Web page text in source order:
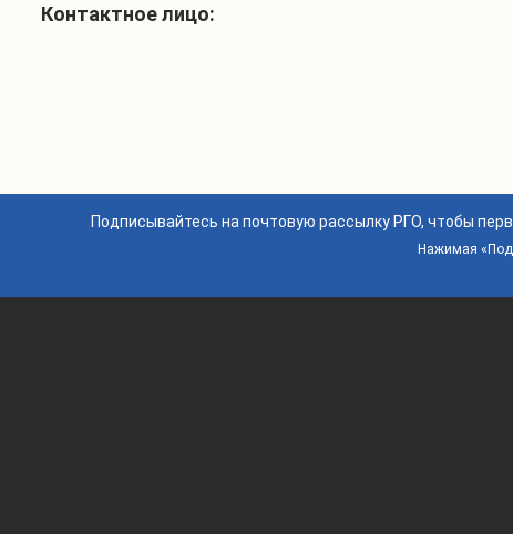
Контактное лицо:
Подписывайтесь на почтовую рассылку РГО, чтобы
Нажимая